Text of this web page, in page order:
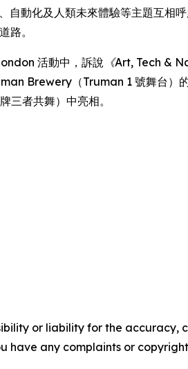
自動化及人類未來體驗等主題互相
路。
活動中，訴說 《Art, Tech &
Brewery（Truman 1 號舞台）
三者共舞）中亮相。
or liability for the accuracy,
have any complaints or